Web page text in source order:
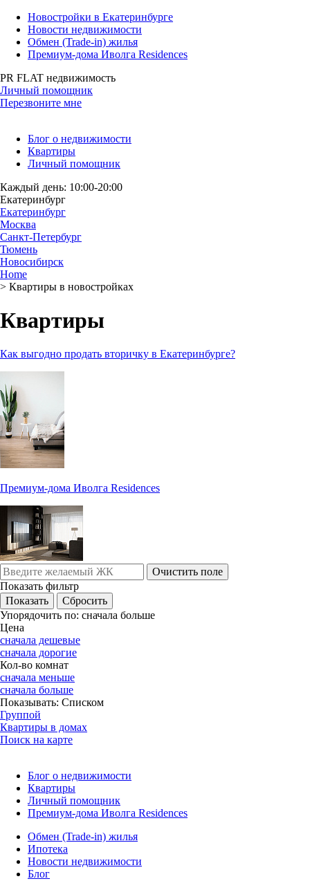
Новостройки в Екатеринбурге
Новости недвижимости
Обмен (Trade-in) жилья
Премиум-дома Иволга Residences
PR FLAT недвижимость
Личный помощник
Перезвоните мне
Блог о недвижимости
Квартиры
Личный помощник
Каждый день: 10:00-20:00
Екатеринбург
Екатеринбург
Москва
Санкт-Петербург
Тюмень
Новосибирск
Home
> Квартиры в новостройках
Квартиры
Как выгодно продать вторичку в Екатеринбурге?
Премиум-дома Иволга Residences
Очистить поле
Показать фильтр
Упорядочить по: сначала больше
Цена
сначала дешевые
сначала дорогие
Кол-во комнат
сначала меньше
сначала больше
Показывать: Списком
Группой
Квартиры в домах
Поиск на карте
Блог о недвижимости
Квартиры
Личный помощник
Премиум-дома Иволга Residences
Обмен (Trade-in) жилья
Ипотека
Новости недвижимости
Блог